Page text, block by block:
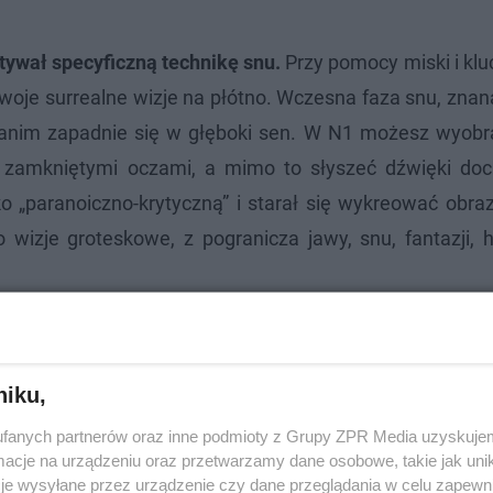
specyficzną technikę snu. Przy pomocy miski i
surrealne wizje na płótno. Wczesna faza snu,
zapadnie się w głęboki sen. W N1 możesz
oczami, a mimo to słyszeć dźwięki
krytyczną” i starał się wykreować
wizje groteskowe, z pogranicza jawy, snu, fantazji,
partnerów oraz inne podmioty z Grupy ZPR Media
na urządzeniu oraz przetwarzamy dane osobowe, takie jak
wysyłane przez urządzenie czy dane przeglądania w celu